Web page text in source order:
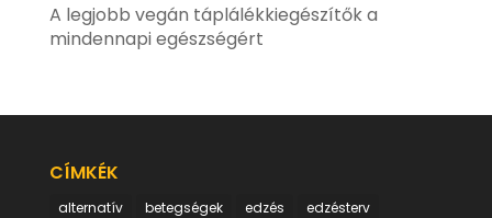
A legjobb vegán táplálékkiegészítők a
mindennapi egészségért
CÍMKÉK
alternatív betegségek edzés
edzésterv